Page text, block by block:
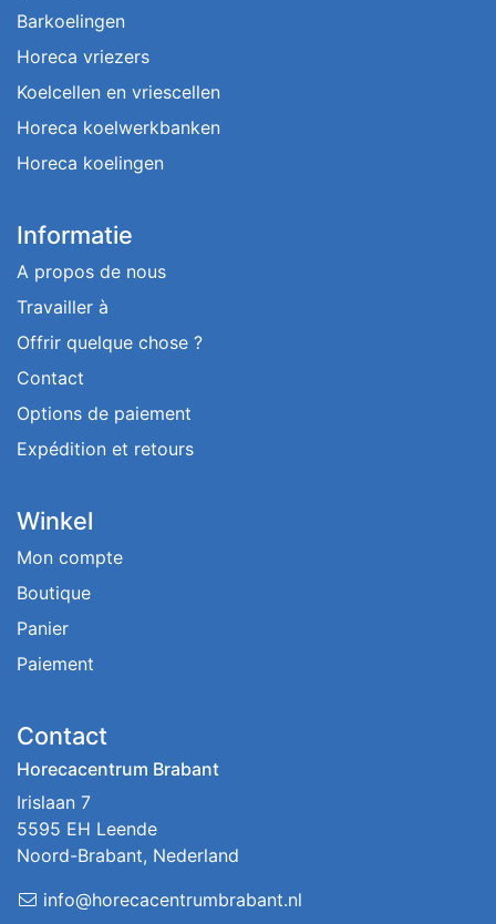
Barkoelingen
Horeca vriezers
Koelcellen en vriescellen
Horeca koelwerkbanken
Horeca koelingen
Informatie
A propos de nous
Travailler à
Offrir quelque chose ?
Contact
Options de paiement
Expédition et retours
Winkel
Mon compte
Boutique
Panier
Paiement
Contact
Horecacentrum Brabant
Irislaan 7
5595 EH Leende
Noord-Brabant, Nederland
info@horecacentrumbrabant.nl